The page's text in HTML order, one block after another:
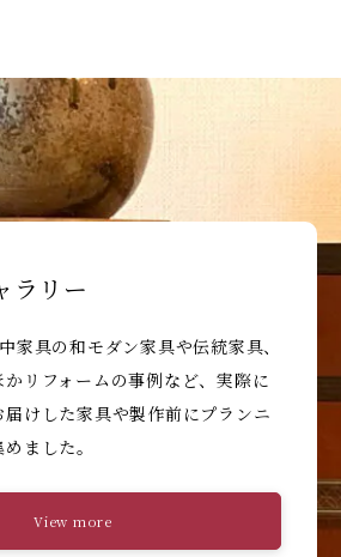
ラリー
家具の和モダン家具や伝統家具、
リフォームの事例など、実際に
けした家具や製作前にプランニ
ました。
View more